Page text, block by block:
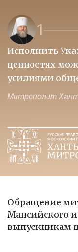
1
Исполнить
ценностях
усилиями
Митрополит
Обращение
Мансийского и
выпускникам